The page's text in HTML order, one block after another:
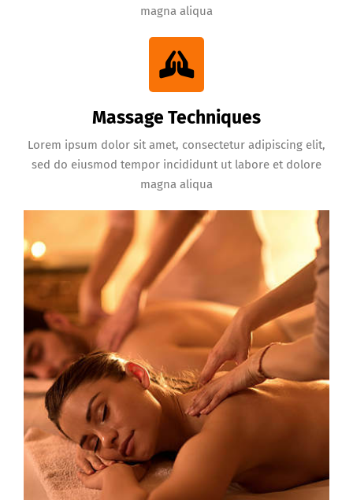
magna aliqua
Massage Techniques
Lorem ipsum dolor sit amet, consectetur adipiscing elit,
sed do eiusmod tempor incididunt ut labore et dolore
magna aliqua